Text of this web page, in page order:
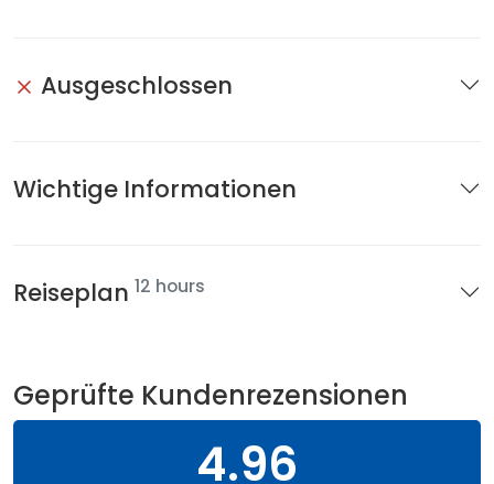
Ausgeschlossen
Wichtige Informationen
Reiseplan 12 hours
Geprüfte Kundenrezensionen
4.96